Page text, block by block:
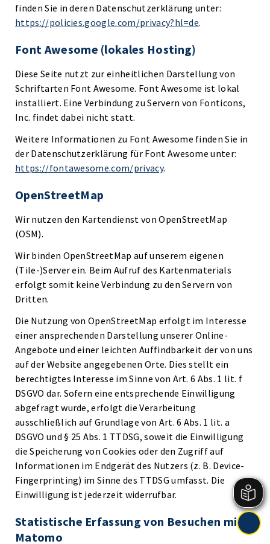
finden Sie in deren Datenschutzerklärung unter:
https://policies.google.com/privacy?hl=de.
Font Awesome (lokales Hosting)
Diese Seite nutzt zur einheitlichen Darstellung von
Schriftarten Font Awesome. Font Awesome ist lokal
installiert. Eine Verbindung zu Servern von Fonticons,
Inc. findet dabei nicht statt.
Weitere Informationen zu Font Awesome finden Sie in
der Datenschutzerklärung für Font Awesome unter:
https://fontawesome.com/privacy.
OpenStreetMap
Wir nutzen den Kartendienst von OpenStreetMap
(OSM).
Wir binden OpenStreetMap auf unserem eigenen
(Tile-)Server ein. Beim Aufruf des Kartenmaterials
erfolgt somit keine Verbindung zu den Servern von
Dritten.
Die Nutzung von OpenStreetMap erfolgt im Interesse
einer ansprechenden Darstellung unserer Online-
Angebote und einer leichten Auffindbarkeit der von uns
auf der Website angegebenen Orte. Dies stellt ein
berechtigtes Interesse im Sinne von Art. 6 Abs. 1 lit. f
DSGVO dar. Sofern eine entsprechende Einwilligung
abgefragt wurde, erfolgt die Verarbeitung
ausschließlich auf Grundlage von Art. 6 Abs. 1 lit. a
DSGVO und § 25 Abs. 1 TTDSG, soweit die Einwilligung
die Speicherung von Cookies oder den Zugriff auf
Informationen im Endgerät des Nutzers (z. B. Device-
Fingerprinting) im Sinne des TTDSG umfasst. Die
Einwilligung ist jederzeit widerrufbar.
Statistische Erfassung von Besuchen mit
Matomo